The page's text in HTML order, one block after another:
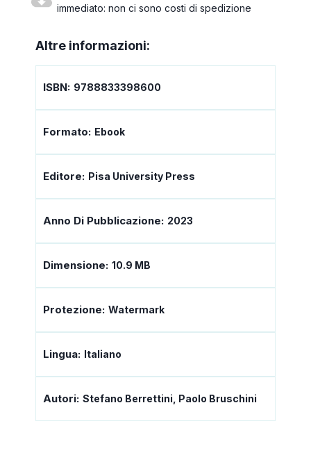
immediato: non ci sono costi di spedizione
Altre informazioni:
ISBN: 9788833398600
Formato: Ebook
Editore: Pisa University Press
Anno Di Pubblicazione: 2023
Dimensione: 10.9 MB
Protezione: Watermark
Lingua: Italiano
Autori: Stefano Berrettini, Paolo Bruschini